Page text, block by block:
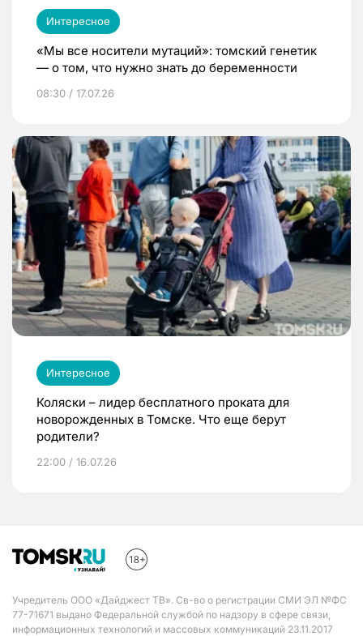
Интересное
«Мы все носители мутаций»: томский генетик
— о том, что нужно знать до беременности
08:30 / 17.07.26
Интересное
Коляски – лидер бесплатного проката для
новорожденных в Томске. Что еще берут
родители?
22:00 / 16.07.26
Учредитель ООО «Дайджест ТВ». Св-во о регистрации СМИ ЭЛ №ФС
77-71671 выдано Федеральной службой по надзору в сфере связи,
информационных технологий и массовых коммуникаций 23.11.2017